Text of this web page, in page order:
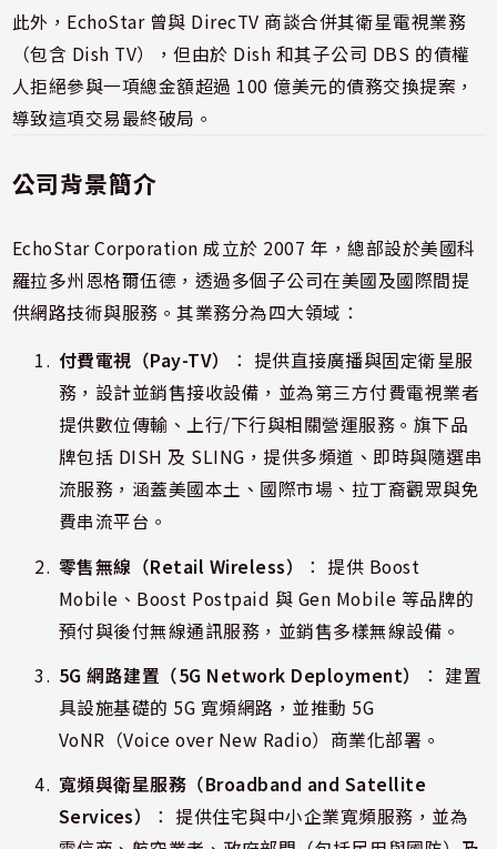
此外，EchoStar 曾與 DirecTV 商談合併其衛星電視業務
（包含 Dish TV），但由於 Dish 和其子公司 DBS 的債權
人拒絕參與一項總金額超過 100 億美元的債務交換提案，
導致這項交易最終破局。
公司背景簡介
EchoStar Corporation 成立於 2007 年，總部設於美國科
羅拉多州恩格爾伍德，透過多個子公司在美國及國際間提
供網路技術與服務。其業務分為四大領域：
付費電視（Pay-TV）
： 提供直接廣播與固定衛星服
務，設計並銷售接收設備，並為第三方付費電視業者
提供數位傳輸、上行/下行與相關營運服務。旗下品
牌包括 DISH 及 SLING，提供多頻道、即時與隨選串
流服務，涵蓋美國本土、國際市場、拉丁裔觀眾與免
費串流平台。
零售無線（Retail Wireless）
： 提供 Boost
Mobile、Boost Postpaid 與 Gen Mobile 等品牌的
預付與後付無線通訊服務，並銷售多樣無線設備。
5G 網路建置（5G Network Deployment）
： 建置
具設施基礎的 5G 寬頻網路，並推動 5G
VoNR（Voice over New Radio）商業化部署。
寬頻與衛星服務（Broadband and Satellite
Services）
： 提供住宅與中小企業寬頻服務，並為